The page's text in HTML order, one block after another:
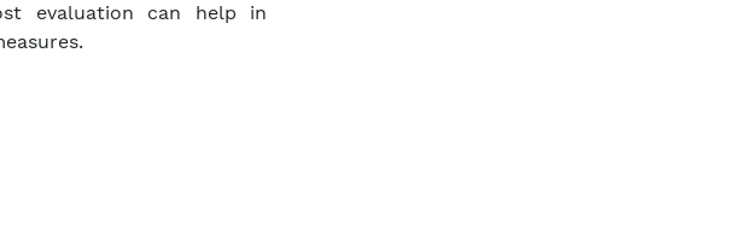
evaluation can help in